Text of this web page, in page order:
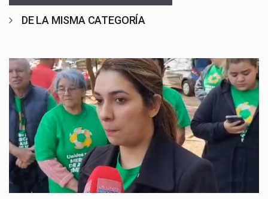
DE LA MISMA CATEGORÍA